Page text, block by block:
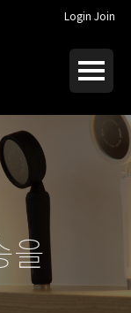
Login Join
을